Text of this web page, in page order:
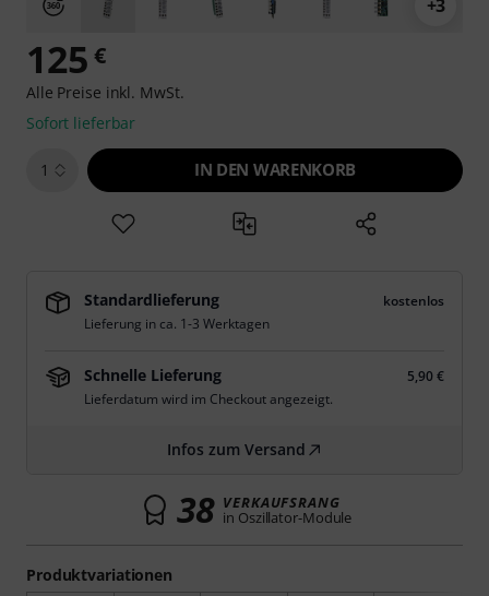
+3
Produktvariationen
125 €
Alle Preise inkl. MwSt.
Sofort lieferbar
1 IN DEN WARENKORB
Standardlieferung
kostenlos
Lieferung in ca. 1-3 Werktagen
Schnelle Lieferung
5,90 €
Lieferdatum wird im Checkout angezeigt.
Infos zum Versand
38 VERKAUFSRANG
in Oszillator-Module